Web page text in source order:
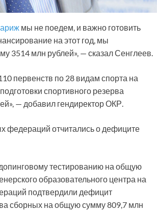
мы не поедем, и важно готовить
на этот год, мы
3514 млн рублей», — сказал Сенглеев.
первенств по 28 видам спорта на
спортивного резерва
— добавил гендиректор ОКР.
федераций отчитались о дефиците
тестированию на общую
образовательного центра на
подтвердили дефицит
сборных на общую сумму 809,7 млн